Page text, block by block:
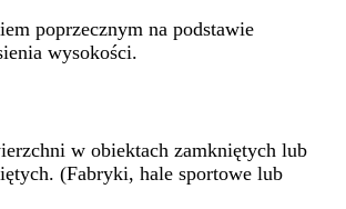
poprzecznym na podstawie
wysokości.
w obiektach zamkniętych lub
(Fabryki, hale sportowe lub